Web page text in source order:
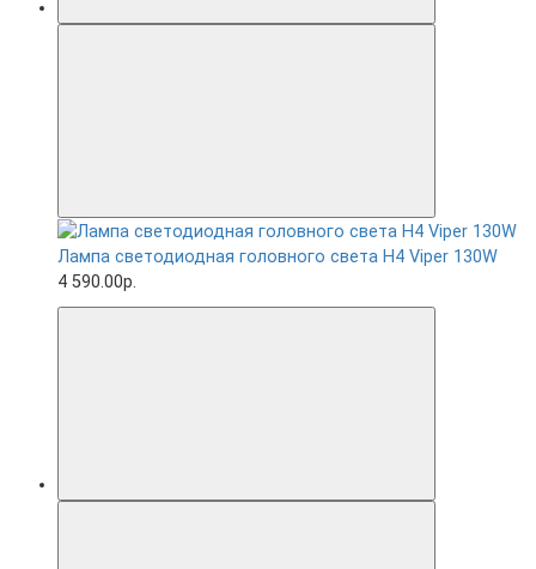
Лампа светодиодная головного света H4 Viper 130W
4 590.00р.